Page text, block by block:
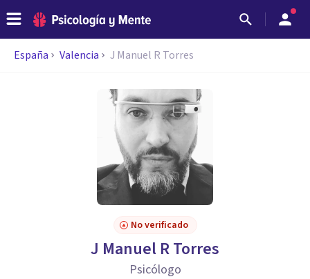
España Valencia J Manuel R Torres
No verificado
J Manuel R Torres
Psicólogo